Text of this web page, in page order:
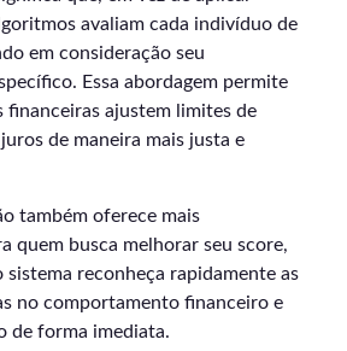
avaliam cada indivíduo de
em consideração seu
Essa abordagem permite
financeiras ajustem limites de
de maneira mais justa e
também oferece mais
quem busca melhorar seu score,
sistema reconheça rapidamente as
no comportamento financeiro e
de forma imediata.